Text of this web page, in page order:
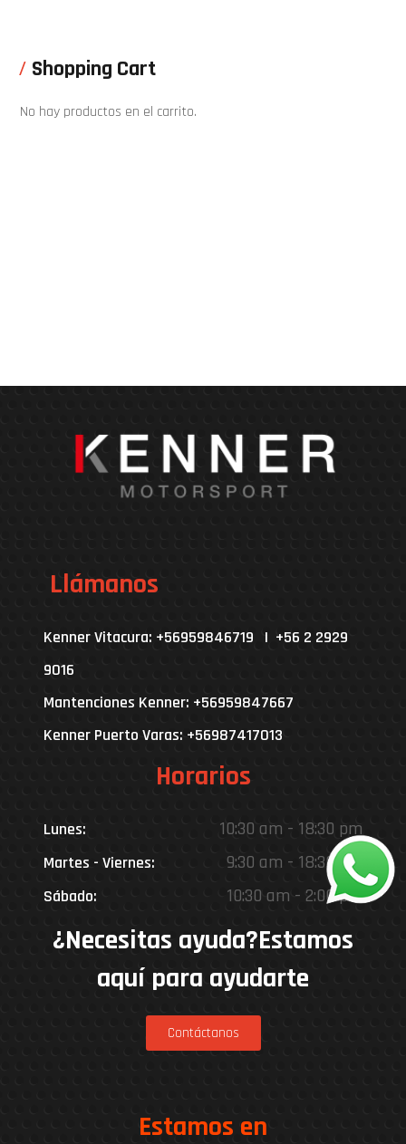
Shopping Cart
No hay productos en el carrito.
Llámanos
Kenner Vitacura: +56959846719 | +56 2 2929
9016
Mantenciones Kenner: +56959847667
Kenner Puerto Varas: +56987417013
Horarios
Lunes: 10:30 am - 18:30 pm
Martes - Viernes: 9:30 am - 18:30 pm
Sábado: 10:30 am - 2:00 pm
¿Necesitas ayuda?Estamos
aquí para ayudarte
Contáctanos
Estamos en